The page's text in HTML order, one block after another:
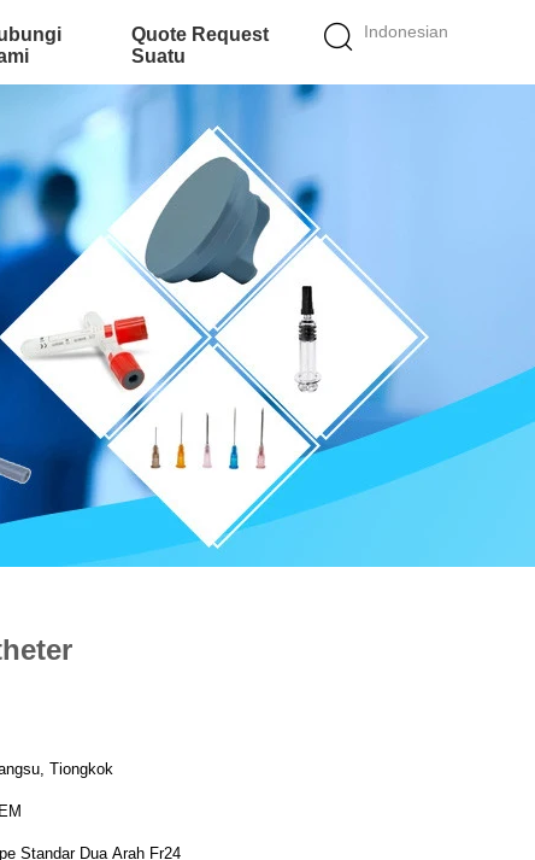
Indonesian
Quote Request
Suatu
Tiongkok
Standar Dua Arah Fr24